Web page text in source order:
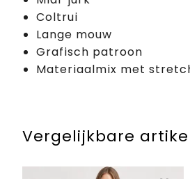
Coltrui
Lange mouw
Grafisch patroon
Materiaalmix met
Vergelijkbare